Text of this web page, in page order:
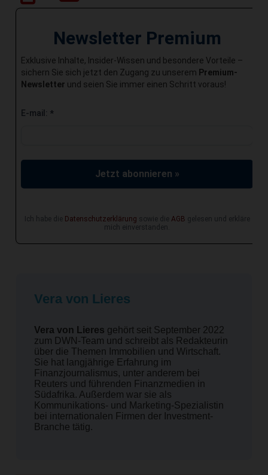
Newsletter Premium
Exklusive Inhalte, Insider-Wissen und besondere Vorteile –
sichern Sie sich jetzt den Zugang zu unserem Premium-
Newsletter und seien Sie immer einen Schritt voraus!
E-mail: *
Jetzt abonnieren »
Ich habe die Datenschutzerklärung sowie die AGB gelesen und erkläre
mich einverstanden.
Vera von Lieres
Vera von Lieres gehört seit September 2022
zum DWN-Team und schreibt als Redakteurin
über die Themen Immobilien und Wirtschaft.
Sie hat langjährige Erfahrung im
Finanzjournalismus, unter anderem bei
Reuters und führenden Finanzmedien in
Südafrika. Außerdem war sie als
Kommunikations- und Marketing-Spezialistin
bei internationalen Firmen der Investment-
Branche tätig.